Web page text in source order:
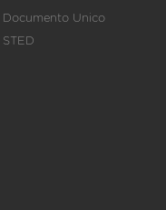
Documento Unico
STED